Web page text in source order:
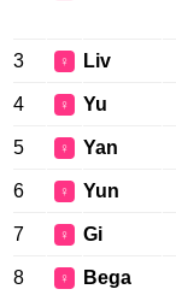
3 ♀ Liv
4 ♀ Yu
5 ♀ Yan
6 ♀ Yun
7 ♀ Gi
8 ♀ Bega